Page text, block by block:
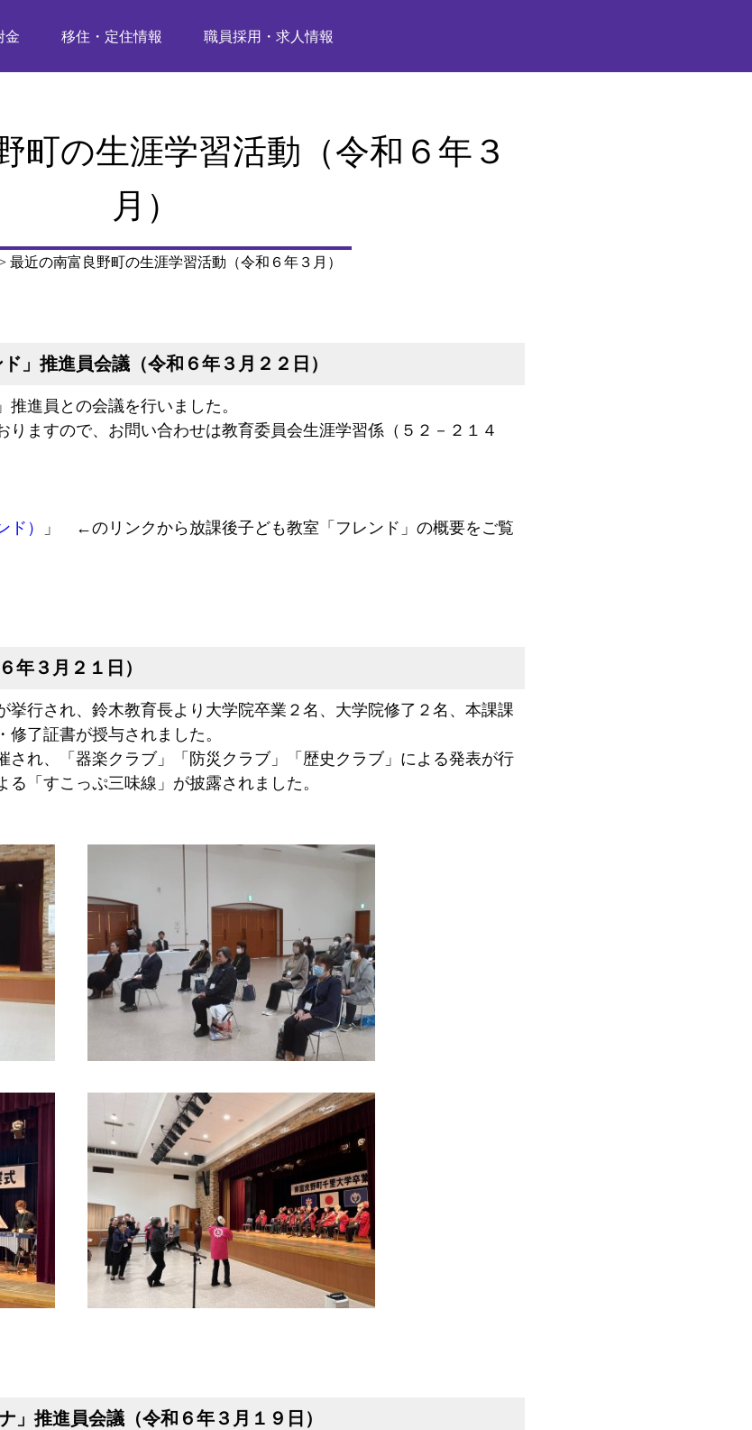
金 移住・定住情報 職員採用・求人情報
町の生涯学習活動（令和６年３
月）
最近の南富良野町の生涯学習活動（令和６年３月）
」推進員会議（令和６年３月２２日）
進員との会議を行いました。
りますので、お問い合わせは教育委員会生涯学習係（５２－２１４
）
」 ←のリンクから放課後子ども教室「フレンド」の概要をご覧
年３月２１日）
行され、鈴木教育長より大学院卒業２名、大学院修了２名、本課課
了証書が授与されました。
れ、「器楽クラブ」「防災クラブ」「歴史クラブ」による発表が行
「すこっぷ三味線」が披露されました。
」推進員会議（令和６年３月１９日）